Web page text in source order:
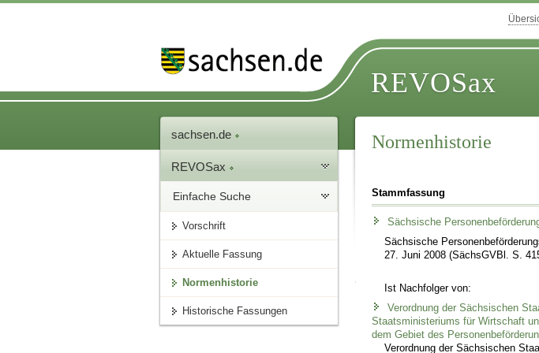
REVOSax
sachsen.de
REVOSax
Einfache Suche
Vorschrift
Aktuelle Fassung
Normenhistorie
Historische Fassungen
Normenhistorie
Stammfassung
Sächsische
Sächsische
27. Juni 2008 (SächsGVBl. S.
Ist Nachfolger von:
Verordnung der Sächsischen
Staatsministeriums für Wirtschaft
dem Gebiet des
Verordnung der Sächsischen